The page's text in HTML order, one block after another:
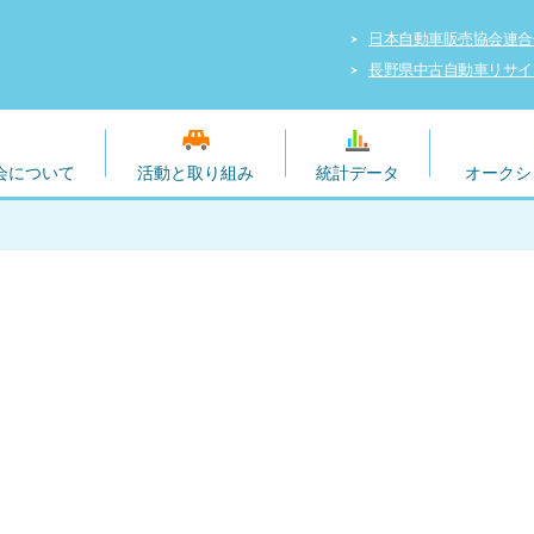
日本自動車販売協会連
長野県中古自動車リサ
について 活動と取り組み 統計データ オーク